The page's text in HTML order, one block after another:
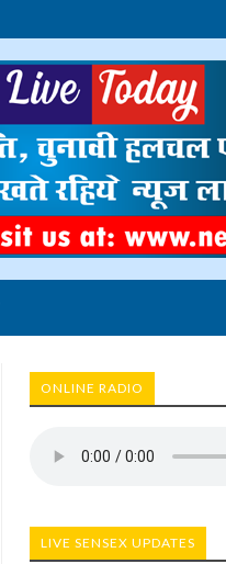
ONLINE RADIO
LIVE SENSEX UPDATES